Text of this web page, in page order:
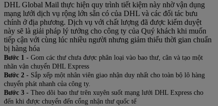
DHL Global Mail thực hiện quy trình tiết kiệm này nhờ vận dụng
mạng lưới dịch vụ rộng lớn sẵn có của DHL và các đối tác bưu
chính ở địa phương. Dịch vụ với chất lượng đã được kiểm duyệt
này sẽ là giải pháp lý tưởng cho công ty của Quý khách khi muốn
tiếp cận với cùng lúc nhiều người nhưng giảm thiểu thời gian chuẩn
bị hàng hóa
Bước 1 - Gom các thư chưa được phân loại vào bao thư, cân và tạo một
nhãn vận chuyển DHL Express
Bước 2 - Sắp xếp một nhân viên giao nhận duy nhất cho toàn bộ lô hàng
chuyển phát nhanh của công ty.
Bước 3 - Theo dõi bao thư trên xuyên suốt mạng lưới DHL Express cho
đến khi được chuyển đến cổng nhận thư quốc tế